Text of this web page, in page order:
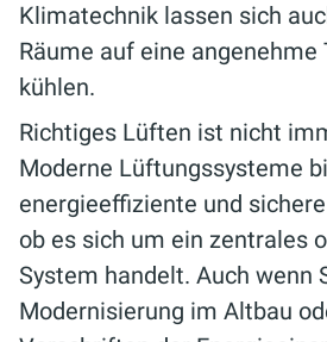
Klimatechnik lassen sich
Räume auf eine angenehme
kühlen.
Richtiges Lüften ist nicht
Moderne Lüftungssysteme
energieeffiziente und
ob es sich um ein zentrales
System handelt. Auch wenn
Modernisierung im Altbau